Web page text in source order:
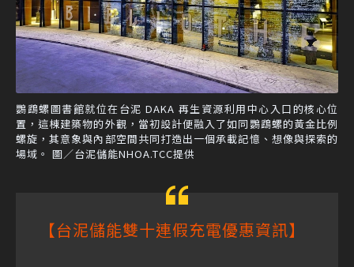
鸚鵡螺圖書館就位在台泥 DAKA 再生資源利用中心入口的核心位
置，這棟建築物的外觀，當初設計便融入了如同鸚鵡螺的黃金比例
螺旋，其意象與內部空間共同打造出一個承載記憶、想像與探索的
場域。 圖／台泥儲能NHOA.TCC提供
【台泥儲能雙十連假充電優惠資訊】